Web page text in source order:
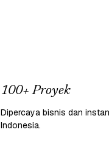
100+ Proyek
Dipercaya bisnis dan
Indonesia.